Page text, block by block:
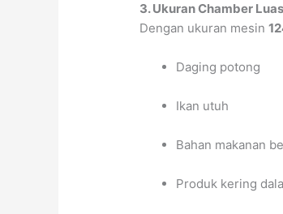
3. Ukuran Chamber Luas
Dengan ukuran mesin
Daging potong
Ikan utuh
Bahan makanan
Produk kering